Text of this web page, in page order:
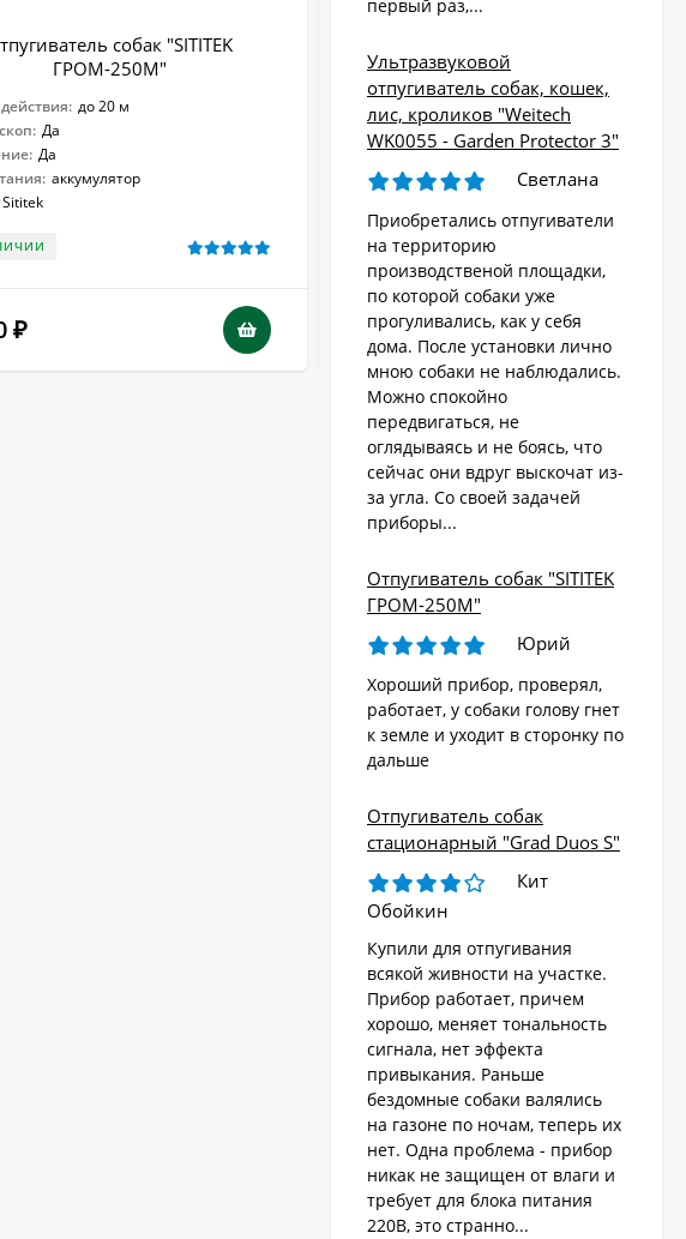
собак "SITITEK
ГРОМ-250М"
до 20 м
Да
Да
аккумулятор
Sititek
₽
"Чистон-13 AntiDogPro"
Радиус действия:
до 15 м
Крепление: Нет
Тип питания: батарейки
Производство: Россия
В НАЛИЧИИ
2 000₽
первый раз,...
Ультразвуковой
отпугиватель собак, кошек,
лис, кроликов "Weitech
WK0055 - Garden Protector 3"
Светлана
Приобретались отпугиватели
на территорию
производственой площадки,
по которой собаки уже
прогуливались, как у себя
дома. После установки лично
мною собаки не наблюдались.
Можно спокойно
передвигаться, не
оглядываясь и не боясь, что
сейчас они вдруг выскочат из-
за угла. Со своей задачей
приборы...
Отпугиватель собак "SITITEK
ГРОМ-250М"
Юрий
Хороший прибор, проверял,
работает, у собаки голову гнет
к земле и уходит в сторонку по
дальше
Отпугиватель собак
стационарный "Grad Duos S"
Кит
Обойкин
Купили для отпугивания
всякой живности на участке.
Прибор работает, причем
хорошо, меняет тональность
сигнала, нет эффекта
привыкания. Раньше
бездомные собаки валялись
на газоне по ночам, теперь их
нет. Одна проблема - прибор
никак не защищен от влаги и
требует для блока питания
220В, это странно...
Стационарный
отпугиватель животных
«AR-2403 Solar»
4 570₽